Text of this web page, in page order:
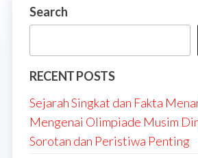
Search
RECENT POSTS
Sejarah Singkat dan Fakta
Mengenai Olimpiade Musim
Sorotan dan Peristiwa Penting